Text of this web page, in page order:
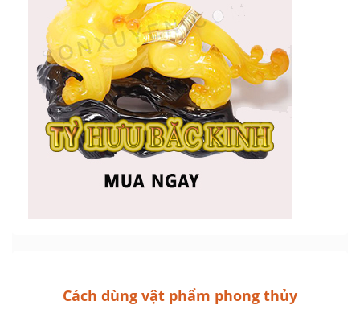
Cách dùng vật phẩm phong thủy